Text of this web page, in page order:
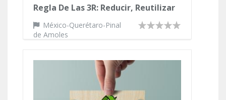
Regla De Las 3R: Reducir, Reutilizar
Y Reciclar En La Comunidad Escolar.
México-Querétaro-Pinal
de Amoles